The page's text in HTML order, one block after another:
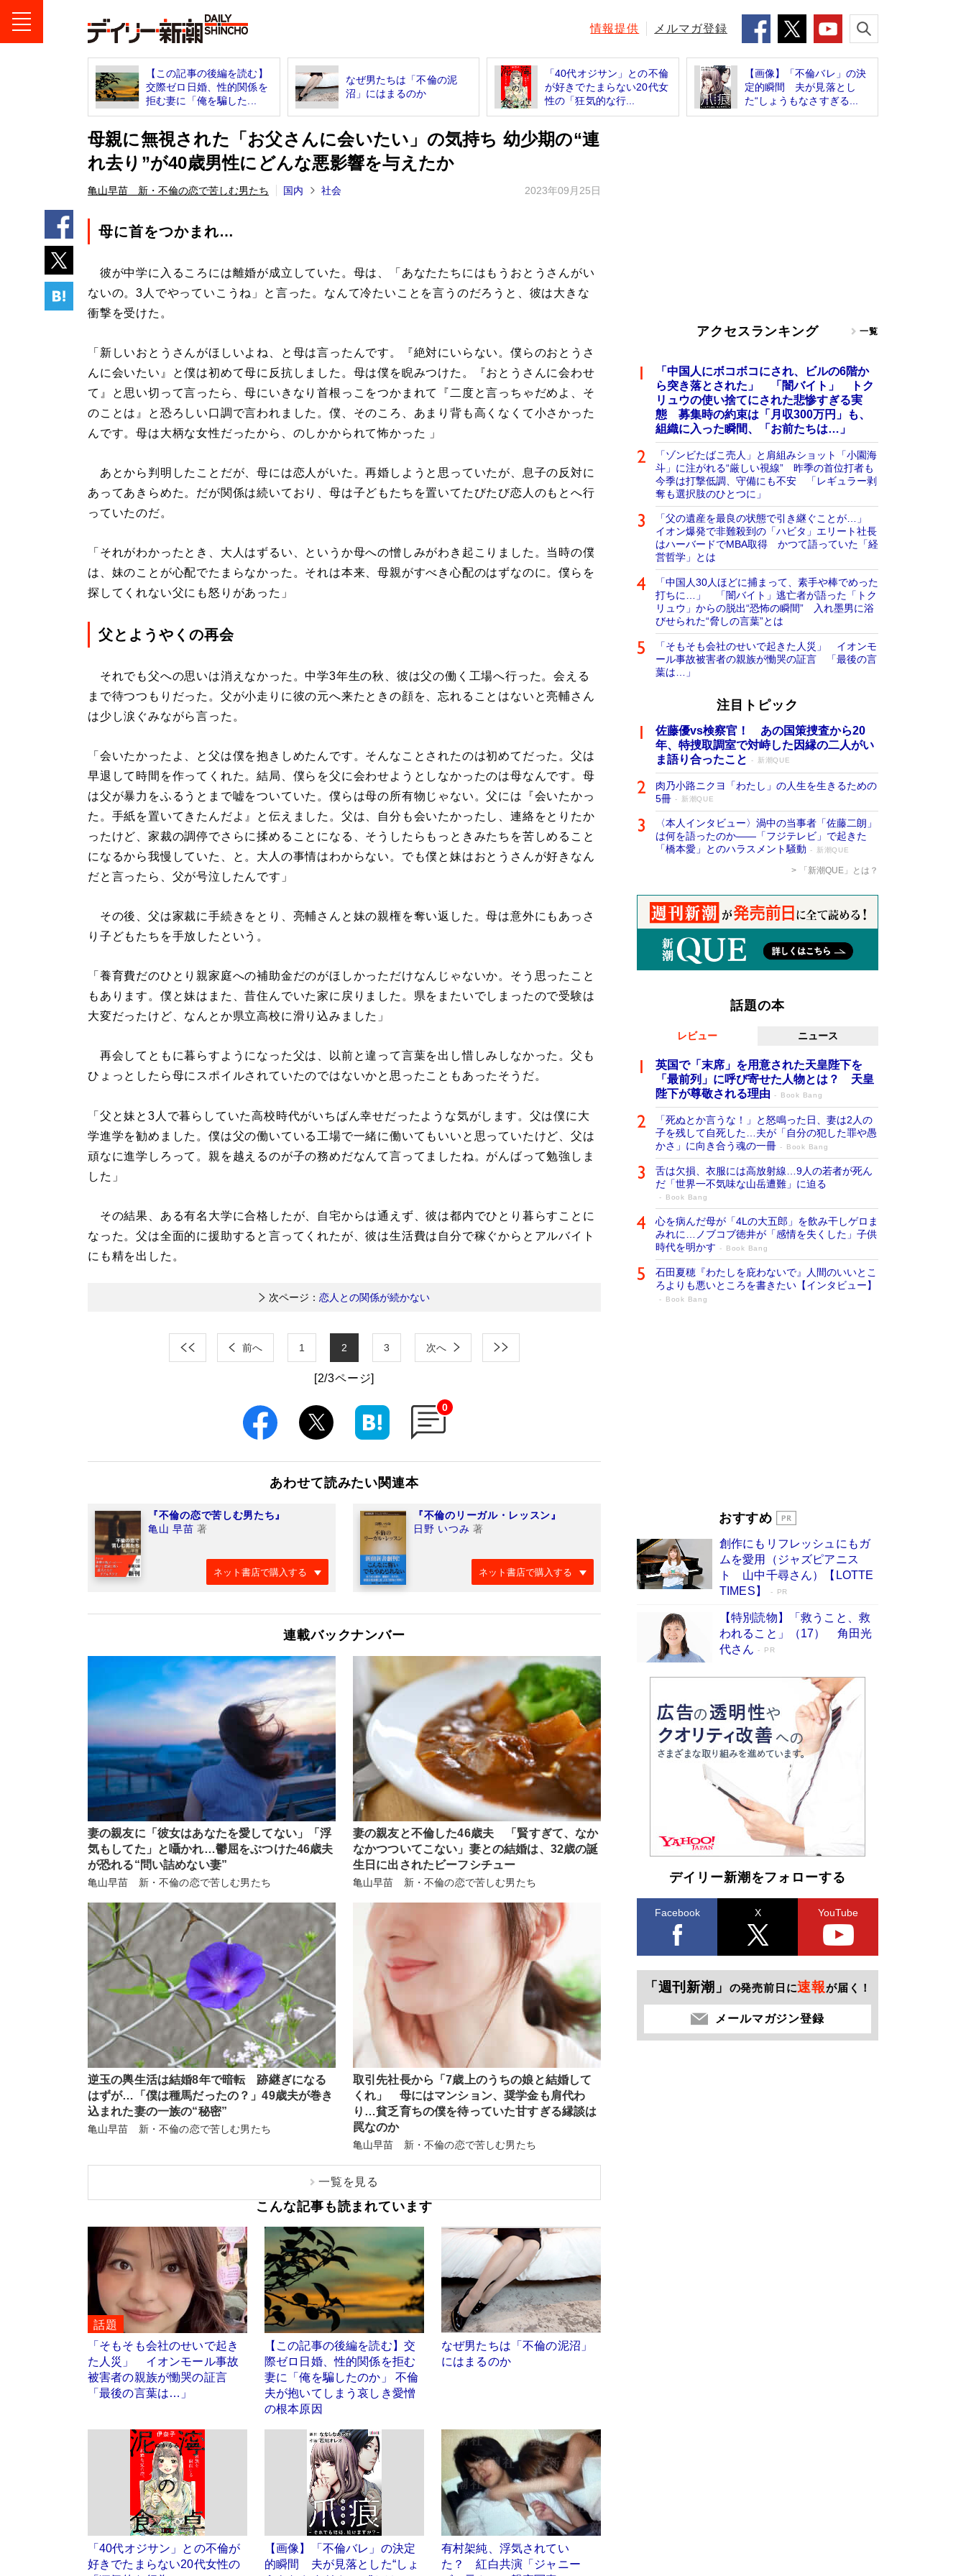
情報提供 メルマガ登録
【この記事の後編を読む】
交際ゼロ日婚、性的関係を
拒む妻に「俺を騙した...
なぜ男たちは「不倫の泥
沼」にはまるのか
「40代オジサン」との不倫
が好きでたまらない20代女
性の「狂気的な行...
【画像】「不倫バレ」の決
定的瞬間 夫が見落とし
た“しょうもなさすぎる...
母親に無視された「お父さんに会いたい」の気持ち 幼少期の“連
れ去り”が40歳男性にどんな悪影響を与えたか
亀山早苗 新・不倫の恋で苦しむ男たち 国内 社会 2023年09月25日
母に首をつかまれ…
彼が中学に入るころには離婚が成立していた。母は、「あなたたちにはもうおとうさんがい
ないの。3人でやっていこうね」と言った。なんて冷たいことを言うのだろうと、彼は大きな
衝撃を受けた。
「新しいおとうさんがほしいよね、と母は言ったんです。『絶対にいらない。僕らのおとうさ
んに会いたい』と僕は初めて母に反抗しました。母は僕を睨みつけた。『おとうさんに会わせ
て』と思い切って言ったら、母にいきなり首根っこをつかまれて『二度と言っちゃだめよ、そ
のことは』と恐ろしい口調で言われました。僕、そのころ、あまり背も高くなくて小さかった
んです。母は大柄な女性だったから、のしかかられて怖かった 」
あとから判明したことだが、母には恋人がいた。再婚しようと思っていたが、息子の反対に
あってあきらめた。だが関係は続いており、母は子どもたちを置いてたびたび恋人のもとへ行
っていたのだ。
「それがわかったとき、大人はずるい、というか母への憎しみがわき起こりました。当時の僕
は、妹のことが心配でたまらなかった。それは本来、母親がすべき心配のはずなのに。僕らを
探してくれない父にも怒りがあった」
父とようやくの再会
それでも父への思いは消えなかった。中学3年生の秋、彼は父の働く工場へ行った。会える
まで待つつもりだった。父が小走りに彼の元へ来たときの顔を、忘れることはないと亮輔さん
は少し涙ぐみながら言った。
「会いたかったよ、と父は僕を抱きしめたんです。そんなことされたのは初めてだった。父は
早退して時間を作ってくれた。結局、僕らを父に会わせようとしなかったのは母なんです。母
は父が暴力をふるうとまで嘘をついていた。僕らは母の所有物じゃない。父には『会いたかっ
た。手紙を置いてきたんだよ』と伝えました。父は、自分も会いたかったし、連絡をとりたか
ったけど、家裁の調停でさらに揉めることになる、そうしたらもっときみたちを苦しめること
になるから我慢していた、と。大人の事情はわからない。でも僕と妹はおとうさんが好きなん
だと言ったら、父が号泣したんです」
その後、父は家裁に手続きをとり、亮輔さんと妹の親権を奪い返した。母は意外にもあっさ
り子どもたちを手放したという。
「養育費だのひとり親家庭への補助金だのがほしかっただけなんじゃないか。そう思ったこと
もあります。僕と妹はまた、昔住んでいた家に戻りました。県をまたいでしまったので受験は
大変だったけど、なんとか県立高校に滑り込みました」
再会してともに暮らすようになった父は、以前と違って言葉を出し惜しみしなかった。父も
ひょっとしたら母にスポイルされていたのではないかと思ったこともあったそうだ。
「父と妹と3人で暮らしていた高校時代がいちばん幸せだったような気がします。父は僕に大
学進学を勧めました。僕は父の働いている工場で一緒に働いてもいいと思っていたけど、父は
頑なに進学しろって。親を越えるのが子の務めだなんて言ってましたね。がんばって勉強しま
した」
その結果、ある有名大学に合格したが、自宅からは通えず、彼は都内でひとり暮らすことに
なった。父は全面的に援助すると言ってくれたが、彼は生活費は自分で稼ぐからとアルバイト
にも精を出した。
次ページ： 恋人との関係が続かない
前へ 1 2 3 次へ
[2/3ページ]
0
あわせて読みたい関連本
『不倫の恋で苦しむ男たち』
亀山 早苗 著
ネット書店で購入する
『不倫のリーガル・レッスン』
日野 いつみ 著
ネット書店で購入する
連載バックナンバー
妻の親友に「彼女はあなたを愛してない」「浮
気もしてた」と囁かれ…鬱屈をぶつけた46歳夫
が恐れる“問い詰めない妻”
亀山早苗 新・不倫の恋で苦しむ男たち
妻の親友と不倫した46歳夫 「賢すぎて、なか
なかつついてこない」妻との結婚は、32歳の誕
生日に出されたビーフシチュー
亀山早苗 新・不倫の恋で苦しむ男たち
逆玉の輿生活は結婚8年で暗転 跡継ぎになる
はずが…「僕は種馬だったの？」49歳夫が巻き
込まれた妻の一族の“秘密”
亀山早苗 新・不倫の恋で苦しむ男たち
取引先社長から「7歳上のうちの娘と結婚して
くれ」 母にはマンション、奨学金も肩代わ
り…貧乏育ちの僕を待っていた甘すぎる縁談は
罠なのか
亀山早苗 新・不倫の恋で苦しむ男たち
一覧を見る
こんな記事も読まれています
話題
「そもそも会社のせいで起き
た人災」 イオンモール事故
被害者の親族が慟哭の証言
「最後の言葉は…」
【この記事の後編を読む】交
際ゼロ日婚、性的関係を拒む
妻に「俺を騙したのか」 不倫
夫が抱いてしまう哀しき愛憎
の根本原因
なぜ男たちは「不倫の泥沼」
にはまるのか
「40代オジサン」との不倫が
好きでたまらない20代女性の
【画像】「不倫バレ」の決定
的瞬間 夫が見落とした“しょ
有村架純、浮気されてい
た？ 紅白共演「ジャニー
アクセスランキング 一覧
「中国人にボコボコにされ、ビルの6階か
ら突き落とされた」 「闇バイト」 トク
リュウの使い捨てにされた悲惨すぎる実
態 募集時の約束は「月収300万円」も、
組織に入った瞬間、「お前たちは…」
「ゾンビたばこ売人」と肩組みショット「小園海
斗」に注がれる“厳しい視線” 昨季の首位打者も
今季は打撃低調、守備にも不安 「レギュラー剥
奪も選択肢のひとつに」
「父の遺産を最良の状態で引き継ぐことが…」
イオン爆発で非難殺到の「ハビタ」エリート社長
はハーバードでMBA取得 かつて語っていた「経
営哲学」とは
「中国人30人ほどに捕まって、素手や棒でめった
打ちに…」 「闇バイト」逃亡者が語った「トク
リュウ」からの脱出“恐怖の瞬間” 入れ墨男に浴
びせられた“脅しの言葉”とは
「そもそも会社のせいで起きた人災」 イオンモ
ール事故被害者の親族が慟哭の証言 「最後の言
葉は…」
注目トピック
佐藤優vs検察官！ あの国策捜査から20
年、特捜取調室で対峙した因縁の二人がい
ま語り合ったこと
新潮QUE
肉乃小路ニクヨ「わたし」の人生を生きるための
5冊
新潮QUE
〈本人インタビュー〉渦中の当事者「佐藤二朗」
は何を語ったのか――「フジテレビ」で起きた
「橋本愛」とのハラスメント騒動
新潮QUE
「新潮QUE」とは？
話題の本
レビュー ニュース
英国で「末席」を用意された天皇陛下を
「最前列」に呼び寄せた人物とは？ 天皇
陛下が尊敬される理由
Book Bang
「死ぬとか言うな！」と怒鳴った日、妻は2人の
子を残して自死した…夫が「自分の犯した罪や愚
かさ」に向き合う魂の一冊
Book Bang
舌は欠損、衣服には高放射線…9人の若者が死ん
だ「世界一不気味な山岳遭難」に迫る
Book Bang
心を病んだ母が「4Lの大五郎」を飲み干しゲロま
みれに…ノブコブ徳井が「感情を失くした」子供
時代を明かす
Book Bang
石田夏穂『わたしを庇わないで』人間のいいとこ
ろよりも悪いところを書きたい【インタビュー】
Book Bang
和田秀樹の70代、80代向け新書がベスト3を独
占 上半期1位にも選出［新書ベストセラー］
Book Bang
おすすめ
創作にもリフレッシュにもガ
ムを愛用（ジャズピアニス
ト 山中千尋さん）【LOTTE
TIMES】
PR
【特別読物】「救うこと、救
われること」（17） 角田光
代さん
PR
デイリー新潮をフォローする
Facebook X YouTube
「週刊新潮」 の発売前日に速報が届く！
メールマガジン登録